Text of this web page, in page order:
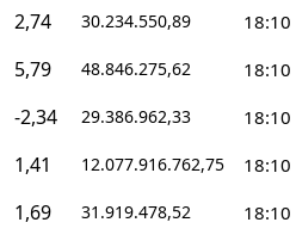
2,74 30.234.550,89 18:10
5,79 48.846.275,62 18:10
-2,34 29.386.962,33 18:10
1,41 12.077.916.762,75 18:10
1,69 31.919.478,52 18:10